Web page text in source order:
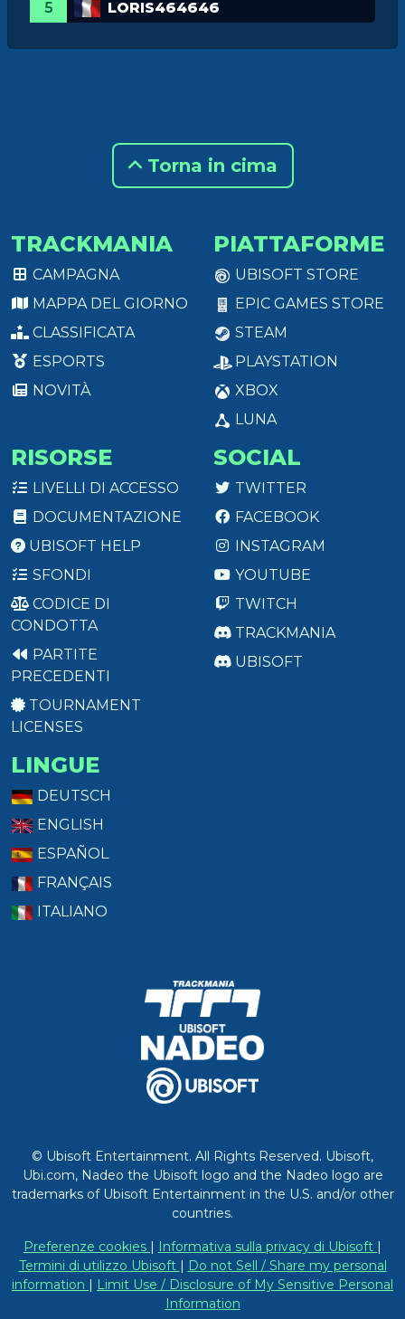
5
LORIS464646
Torna in cima
TRACKMANIA
CAMPAGNA
MAPPA DEL GIORNO
CLASSIFICATA
ESPORTS
NOVITÀ
PIATTAFORME
UBISOFT STORE
EPIC GAMES STORE
STEAM
PLAYSTATION
XBOX
LUNA
RISORSE
LIVELLI DI ACCESSO
DOCUMENTAZIONE
UBISOFT HELP
SFONDI
CODICE DI
CONDOTTA
PARTITE
PRECEDENTI
TOURNAMENT
LICENSES
SOCIAL
TWITTER
FACEBOOK
INSTAGRAM
YOUTUBE
TWITCH
TRACKMANIA
UBISOFT
LINGUE
DEUTSCH
ENGLISH
ESPAÑOL
FRANÇAIS
ITALIANO
© Ubisoft Entertainment. All Rights Reserved. Ubisoft,
Ubi.com, Nadeo the Ubisoft logo and the Nadeo logo are
trademarks of Ubisoft Entertainment in the U.S. and/or other
countries.
Preferenze cookies | Informativa sulla privacy di Ubisoft |
Termini di utilizzo Ubisoft | Do not Sell / Share my personal
information | Limit Use / Disclosure of My Sensitive Personal
Information